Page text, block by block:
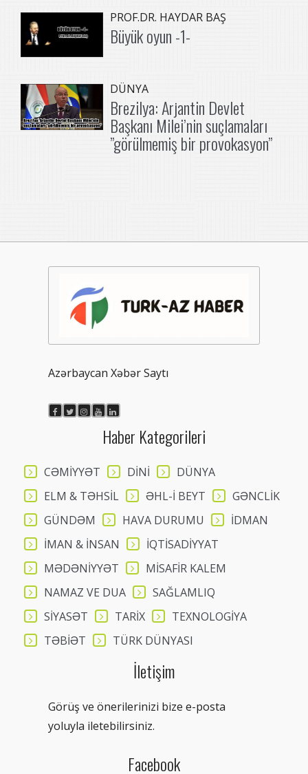
PROF.DR. HAYDAR BAŞ
Büyük oyun -1-
DÜNYA
Brezilya: Arjantin Devlet
Başkanı Milei’nin suçlamaları
”görülmemiş bir provokasyon”
Azərbaycan Xəbər Saytı
Haber Kategorileri
CƏMİYYƏT DİNİ
DÜNYA
ELM & TƏHSİL
ƏHL-İ BEYT
GƏNCLİK
GÜNDƏM
HAVA DURUMU
İDMAN
İMAN & İNSAN
İQTİSADİYYAT
MƏDƏNİYYƏT
MİSAFİR KALEM
NAMAZ VE DUA
SAĞLAMLIQ
SİYASƏT
TARİX
TEXNOLOGİYA
TƏBİƏT
TÜRK DÜNYASI
İletişim
Görüş ve önerilerinizi bize e-posta
yoluyla iletebilirsiniz.
Facebook